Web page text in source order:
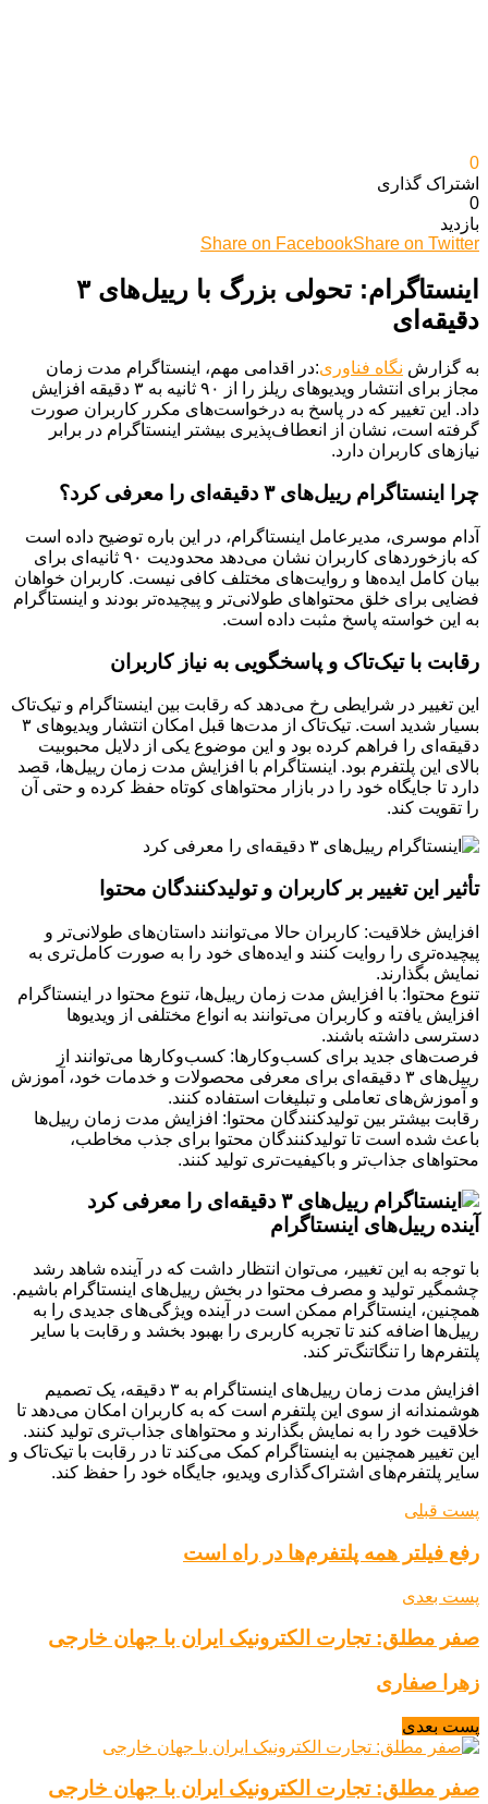
0
اشتراک گذاری‌
0
بازدید
Share on FacebookShare on Twitter
اینستاگرام: تحولی بزرگ با رییل‌های ۳
دقیقه‌ای
به گزارش نگاه فناوری:در اقدامی مهم، اینستاگرام مدت زمان
مجاز برای انتشار ویدیوهای ریلز را از ۹۰ ثانیه به ۳ دقیقه افزایش
داد. این تغییر که در پاسخ به درخواست‌های مکرر کاربران صورت
گرفته است، نشان از انعطاف‌پذیری بیشتر اینستاگرام در برابر
نیازهای کاربران دارد.
چرا اینستاگرام رییل‌های ۳ دقیقه‌ای را معرفی کرد؟
آدام موسری، مدیرعامل اینستاگرام، در این باره توضیح داده است
که بازخوردهای کاربران نشان می‌دهد محدودیت ۹۰ ثانیه‌ای برای
بیان کامل ایده‌ها و روایت‌های مختلف کافی نیست. کاربران خواهان
فضایی برای خلق محتواهای طولانی‌تر و پیچیده‌تر بودند و اینستاگرام
به این خواسته پاسخ مثبت داده است.
رقابت با تیک‌تاک و پاسخگویی به نیاز کاربران
این تغییر در شرایطی رخ می‌دهد که رقابت بین اینستاگرام و تیک‌تاک
بسیار شدید است. تیک‌تاک از مدت‌ها قبل امکان انتشار ویدیوهای ۳
دقیقه‌ای را فراهم کرده بود و این موضوع یکی از دلایل محبوبیت
بالای این پلتفرم بود. اینستاگرام با افزایش مدت زمان رییل‌ها، قصد
دارد تا جایگاه خود را در بازار محتواهای کوتاه حفظ کرده و حتی آن
را تقویت کند.
تأثیر این تغییر بر کاربران و تولیدکنندگان محتوا
افزایش خلاقیت: کاربران حالا می‌توانند داستان‌های طولانی‌تر و
پیچیده‌تری را روایت کنند و ایده‌های خود را به صورت کامل‌تری به
نمایش بگذارند.
تنوع محتوا: با افزایش مدت زمان رییل‌ها، تنوع محتوا در اینستاگرام
افزایش یافته و کاربران می‌توانند به انواع مختلفی از ویدیوها
دسترسی داشته باشند.
فرصت‌های جدید برای کسب‌وکارها: کسب‌وکارها می‌توانند از
رییل‌های ۳ دقیقه‌ای برای معرفی محصولات و خدمات خود، آموزش
و آموزش‌های تعاملی و تبلیغات استفاده کنند.
رقابت بیشتر بین تولیدکنندگان محتوا: افزایش مدت زمان رییل‌ها
باعث شده است تا تولیدکنندگان محتوا برای جذب مخاطب،
محتواهای جذاب‌تر و باکیفیت‌تری تولید کنند.
آینده رییل‌های اینستاگرام
با توجه به این تغییر، می‌توان انتظار داشت که در آینده شاهد رشد
چشمگیر تولید و مصرف محتوا در بخش رییل‌های اینستاگرام باشیم.
همچنین، اینستاگرام ممکن است در آینده ویژگی‌های جدیدی را به
رییل‌ها اضافه کند تا تجربه کاربری را بهبود بخشد و رقابت با سایر
پلتفرم‌ها را تنگاتنگ‌تر کند.
افزایش مدت زمان رییل‌های اینستاگرام به ۳ دقیقه، یک تصمیم
هوشمندانه از سوی این پلتفرم است که به کاربران امکان می‌دهد تا
خلاقیت خود را به نمایش بگذارند و محتواهای جذاب‌تری تولید کنند.
این تغییر همچنین به اینستاگرام کمک می‌کند تا در رقابت با تیک‌تاک و
سایر پلتفرم‌های اشتراک‌گذاری ویدیو، جایگاه خود را حفظ کند.
پست قبلی
رفع فیلتر همه پلتفرم‌ها در راه است
پست بعدی
صفر مطلق: تجارت الکترونیک ایران با جهان خارجی
زهرا صفاری
پست بعدی
صفر مطلق: تجارت الکترونیک ایران با جهان خارجی